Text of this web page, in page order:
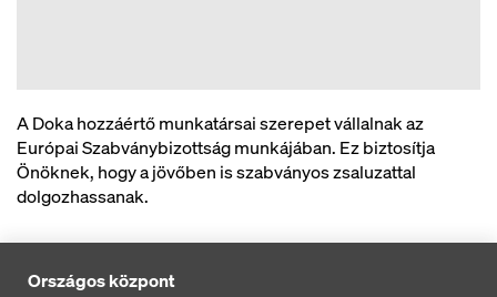
A Doka hozzáértő munkatársai szerepet vállalnak az
Európai Szabványbizottság munkájában. Ez biztosítja
Önöknek, hogy a jövőben is szabványos zsaluzattal
dolgozhassanak.
Országos központ